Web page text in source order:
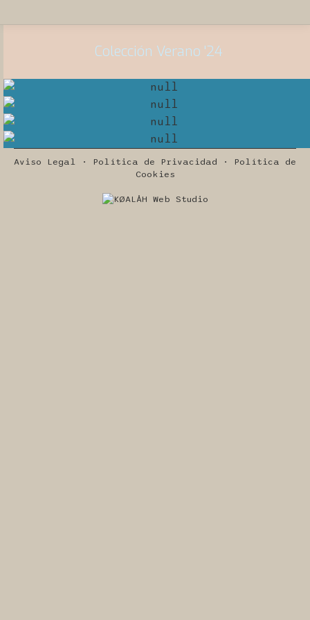
Colección Verano '24
Aviso Legal · Política de Privacidad · Política de
Cookies